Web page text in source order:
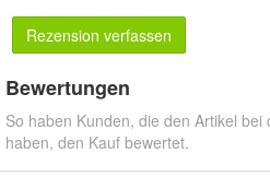
Rezension verfassen
Bewertungen
So haben Kunden, die den Artikel
haben, den Kauf bewertet.